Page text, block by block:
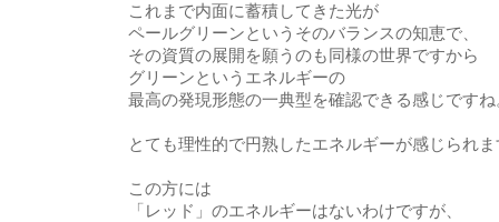
これまで内面に蓄積してきた光が
ペールグリーンというそのバランスの知恵で、
その資質の展開を願うのも同様の世界ですから
グリーンというエネルギーの
最高の発現形態の一典型を確認できる感じですね
とても理性的で円熟したエネルギーが感じられ
この方には
「レッド」のエネルギーはないわけですが、